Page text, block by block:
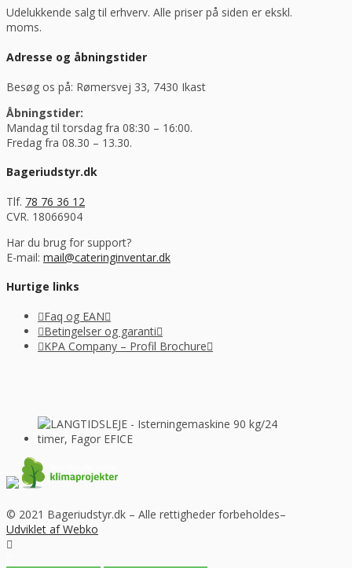
Udelukkende salg til erhverv. Alle priser på siden er ekskl.
moms.
Adresse og åbningstider
Besøg os på: Rømersvej 33, 7430 Ikast
Åbningstider:
Mandag til torsdag fra 08:30 – 16:00.
Fredag fra 08.30 – 13.30.
Bageriudstyr.dk
Tlf. 78 76 36 12
CVR. 18066904
Har du brug for support?
E-mail: mail@cateringinventar.dk
Hurtige links
Faq og EAN
Betingelser og garanti
KPA Company – Profil Brochure
© 2021 Bageriudstyr.dk – Alle rettigheder forbeholdes–
Udviklet af Webko